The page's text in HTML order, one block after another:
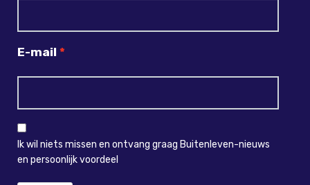
E-mail
Ik wil niets missen en ontvang graag Buitenleven-nieuws
en persoonlijk voordeel